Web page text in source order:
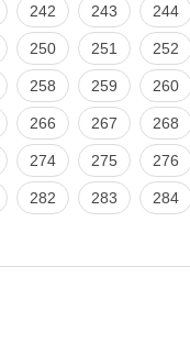
242 243 244
250 251 252
258 259 260
266 267 268
274 275 276
282 283 284